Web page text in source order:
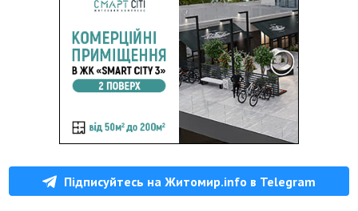
Підписуйтесь на Житомир.info в Telegram